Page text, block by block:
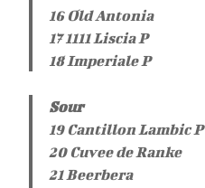
16 Old Antonia
17 1111 Liscia P
18 Imperiale P
Sour
19 Cantillon Lambic P
20 Cuvee de Ranke
21 Beerbera